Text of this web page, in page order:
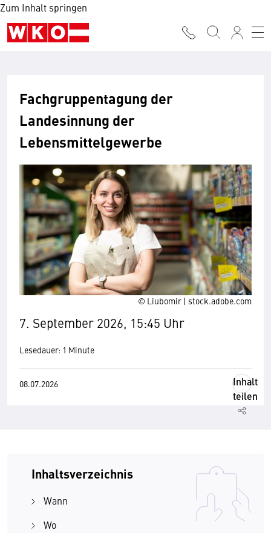
Zum Inhalt springen
© Liubomir | stock.adobe.com
Fachgruppentagung der
Landesinnung der
Lebensmittelgewerbe
7. September 2026, 15:45 Uhr
Lesedauer: 1 Minute
08.07.2026
Inhalt
teilen
Inhaltsverzeichnis
Wann
Wo